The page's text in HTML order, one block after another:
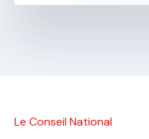
Le Conseil National